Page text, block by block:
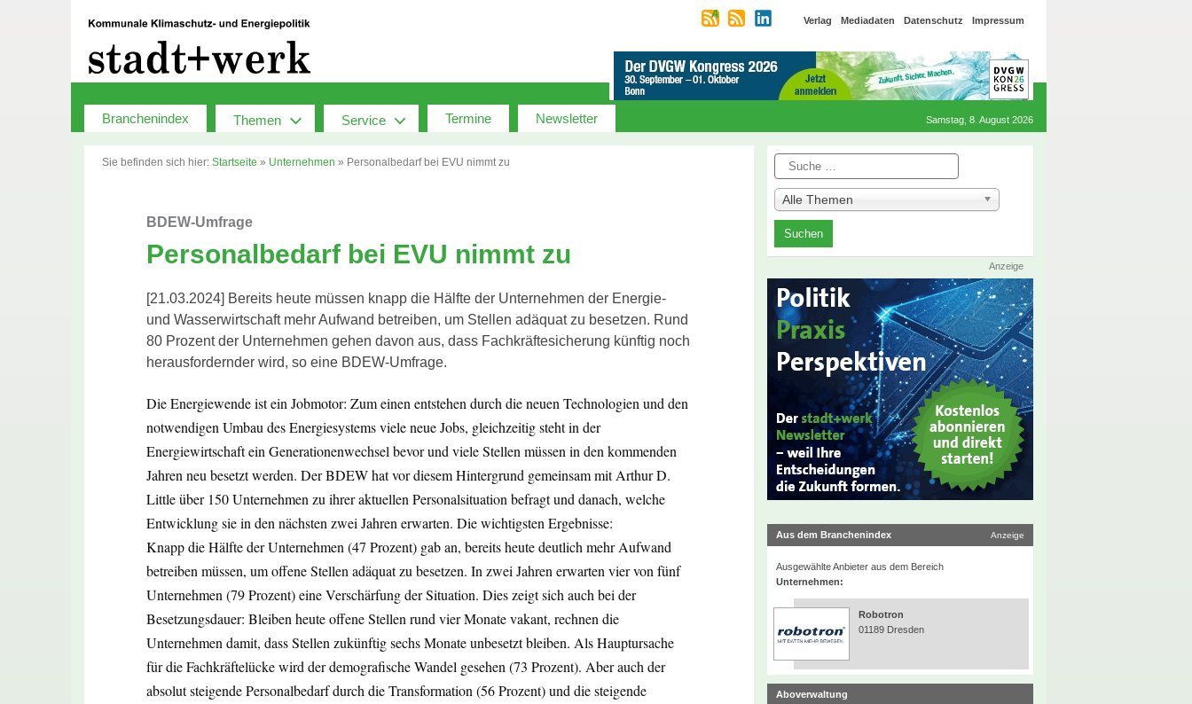
Verlag Mediadaten Datenschutz Impressum
Branchenindex Themen Service Termine Newsletter Samstag, 8. August 2026
Sie befinden sich hier: Startseite » Unternehmen » Personalbedarf bei EVU nimmt zu
BDEW-Umfrage
Personalbedarf bei EVU nimmt zu
[21.03.2024] Bereits heute müssen knapp die Hälfte der Unternehmen der Energie-
und Wasserwirtschaft mehr Aufwand betreiben, um Stellen adäquat zu besetzen. Rund
80 Prozent der Unternehmen gehen davon aus, dass Fachkräftesicherung künftig noch
herausfordernder wird, so eine BDEW-Umfrage.
Die Energiewende ist ein Jobmotor: Zum einen entstehen durch die neuen Technologien und den
notwendigen Umbau des Energiesystems viele neue Jobs, gleichzeitig steht in der
Energiewirtschaft ein Generationenwechsel bevor und viele Stellen müssen in den kommenden
Jahren neu besetzt werden. Der BDEW hat vor diesem Hintergrund gemeinsam mit Arthur D.
Little über 150 Unternehmen zu ihrer aktuellen Personalsituation befragt und danach, welche
Entwicklung sie in den nächsten zwei Jahren erwarten. Die wichtigsten Ergebnisse:
Knapp die Hälfte der Unternehmen (47 Prozent) gab an, bereits heute deutlich mehr Aufwand
betreiben müssen, um offene Stellen adäquat zu besetzen. In zwei Jahren erwarten vier von fünf
Unternehmen (79 Prozent) eine Verschärfung der Situation. Dies zeigt sich auch bei der
Besetzungsdauer: Bleiben heute offene Stellen rund vier Monate vakant, rechnen die
Unternehmen damit, dass Stellen zukünftig sechs Monate unbesetzt bleiben. Als Hauptursache
für die Fachkräftelücke wird der demografische Wandel gesehen (73 Prozent). Aber auch der
absolut steigende Personalbedarf durch die Transformation (56 Prozent) und die steigende
Suche
Alle Themen
Anzeige
Aus dem Branchenindex Anzeige
Ausgewählte Anbieter aus dem Bereich
Unternehmen:
Robotron
01189 Dresden
Aboverwaltung